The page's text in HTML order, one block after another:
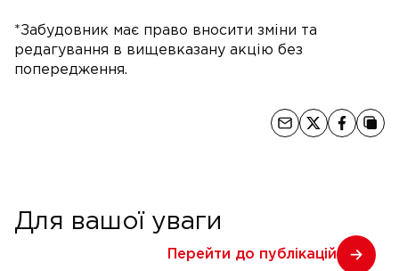
*Забудовник має право вносити зміни та
редагування в вищевказану акцію без
попередження.
Для вашої уваги
Перейти до публікацій